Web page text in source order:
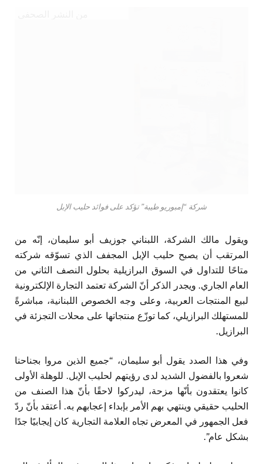
شركة “إمبوريو طيبة” تؤكد على فوائد حليب الإبل
ويقول مالك الشركة، اللبناني جوزيف أبو سليمان، إنّه من
المرتقب أن يصبح حليب الإبل المجفف الذي تسوّقه شركته
متاحًا للتداول في السوق البرازيلية بحلول النصف الثاني من
العام الجاري. ويجدر الذكر أنّ الشركة تعتمد التجارة الإلكترونية
لبيع المنتجات العربية، وعلى وجه الخصوص اللبنانية، مباشرةً
للمستهلك البرازيلي، كما توزّع منتجاتها على محلات التجزئة في
البرازيل.
وفي هذا الصدد يقول أبو سليمان، “جميع الذين مروا بجناحنا
شعروا بالفضول الشديد لدى رؤيتهم لحليب الإبل. للوهلة الأولى
كانوا يعتقدون بأنّها مزحة، ليدركوا لاحقًا بأنّ هذا الصنف من
الحليب حقيقي وينتهي بهم الأمر بإبداء إعجابهم به. أعتقد بأنّ ردّ
فعل الجمهور في المعرض تجاه العلامة التجارية كان إيجابيًا جدًا
بشكل عام”.